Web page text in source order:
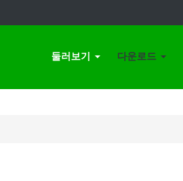
둘러보기 다운로드